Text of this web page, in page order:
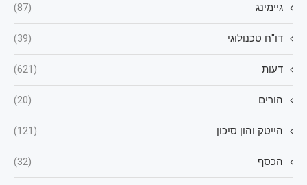
גיימינג (87)
דו"ח טכנולוגי (39)
דעות (621)
הורים (20)
הייטק והון סיכון (121)
הכסף (32)